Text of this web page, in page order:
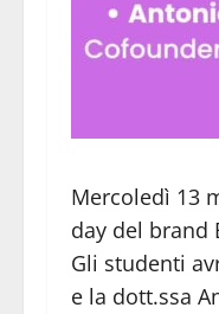
Mercoledì 13
day del brand
Gli studenti
e la dott.ssa